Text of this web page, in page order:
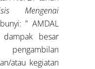
Mengenai
” AMDAL
dampak besar
atau kegiatan